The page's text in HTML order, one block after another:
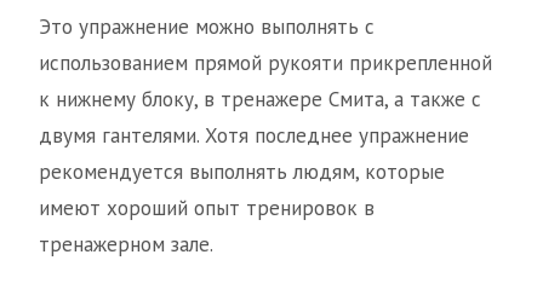
Это упражнение можно выполнять с
использованием прямой рукояти прикрепленной
к нижнему блоку, в тренажере Смита, а также с
двумя гантелями. Хотя последнее упражнение
рекомендуется выполнять людям, которые
имеют хороший опыт тренировок в
тренажерном зале.